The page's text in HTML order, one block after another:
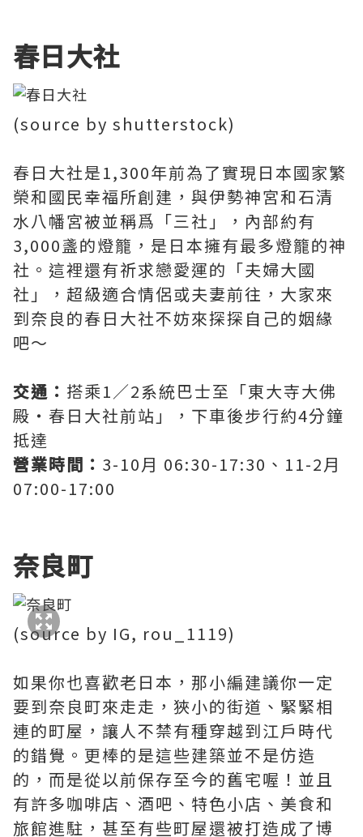
春日大社
(source by shutterstock)
春日大社是1,300年前為了實現日本國家繁
榮和國民幸福所創建，與伊勢神宮和石清
水八幡宮被並稱爲「三社」，內部約有
3,000盞的燈籠，是日本擁有最多燈籠的神
社。這裡還有祈求戀愛運的「夫婦大國
社」，超級適合情侶或夫妻前往，大家來
到奈良的春日大社不妨來探探自己的姻緣
吧～
交通： 搭乘1／2系統巴士至「東大寺大佛
殿・春日大社前站」，下車後步行約4分鐘
抵達
營業時間： 3-10月 06:30-17:30、11-2月
07:00-17:00
奈良町
(source by IG, rou_1119)
如果你也喜歡老日本，那小編建議你一定
要到奈良町來走走，狹小的街道、緊緊相
連的町屋，讓人不禁有種穿越到江戶時代
的錯覺。更棒的是這些建築並不是仿造
的，而是從以前保存至今的舊宅喔！並且
有許多咖啡店、酒吧、特色小店、美食和
旅館進駐，甚至有些町屋還被打造成了博